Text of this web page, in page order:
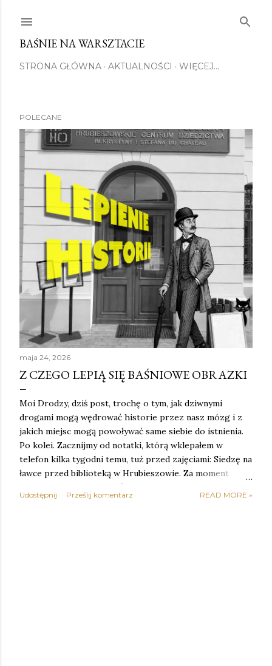
BAŚNIE NA WARSZTACIE
STRONA GŁÓWNA AKTUALNOŚCI WIĘCEJ…
P
o
s
t
y
POLECANE
maja 24, 2026
Z CZEGO LEPIĄ SIĘ BAŚNIOWE OBRAZKI
Moi Drodzy, dziś post, trochę o tym, jak dziwnymi
drogami mogą wędrować historie przez nasz mózg i z
jakich miejsc mogą powoływać same siebie do istnienia.
Po kolei. Zacznijmy od notatki, którą wklepałem w
telefon kilka tygodni temu, tuż przed zajęciami: Siedzę na
ławce przed biblioteką w Hrubieszowie. Za moment
zaczynam zajęcia, ale w głowie od wczoraj mam jedną
opowieść, którą kończę Baśniowy Stand-up o kotach.
Udostępnij Prześlij komentarz READ MORE »